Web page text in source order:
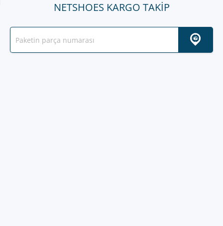
NETSHOES KARGO TAKIP